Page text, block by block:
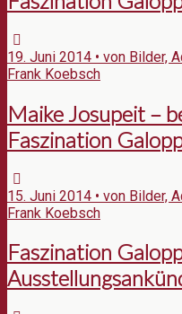
19. Juni 2014 • von Bilder,
Frank Koebsch
Maike Josupeit –
Faszination
15. Juni 2014 • von Bilder,
Frank Koebsch
Faszination